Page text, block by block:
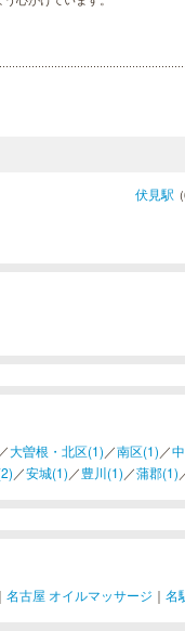
伏見駅
／大曽根・北区(1) ／南区(1) ／
／安城(1) ／豊川(1) ／蒲郡(1)
｜ 名古屋 オイルマッサージ ｜ 名